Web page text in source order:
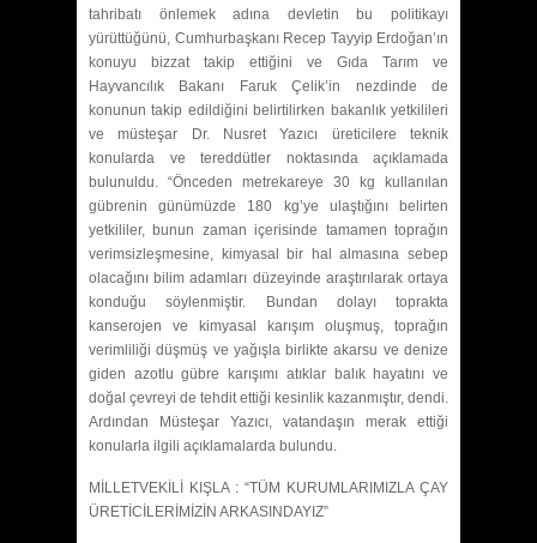
tahribatı önlemek adına devletin bu politikayı
yürüttüğünü, Cumhurbaşkanı Recep Tayyip Erdoğan’ın
konuyu bizzat takip ettiğini ve Gıda Tarım ve
Hayvancılık Bakanı Faruk Çelik’in nezdinde de
konunun takip edildiğini belirtilirken bakanlık yetkilileri
ve müsteşar Dr. Nusret Yazıcı üreticilere teknik
konularda ve tereddütler noktasında açıklamada
bulunuldu. “Önceden metrekareye 30 kg kullanılan
gübrenin günümüzde 180 kg’ye ulaştığını belirten
yetkililer, bunun zaman içerisinde tamamen toprağın
verimsizleşmesine, kimyasal bir hal almasına sebep
olacağını bilim adamları düzeyinde araştırılarak ortaya
konduğu söylenmiştir. Bundan dolayı toprakta
kanserojen ve kimyasal karışım oluşmuş, toprağın
verimliliği düşmüş ve yağışla birlikte akarsu ve denize
giden azotlu gübre karışımı atıklar balık hayatını ve
doğal çevreyi de tehdit ettiği kesinlik kazanmıştır, dendi.
Ardından Müsteşar Yazıcı, vatandaşın merak ettiği
konularla ilgili açıklamalarda bulundu.
MİLLETVEKİLİ KIŞLA : “TÜM KURUMLARIMIZLA ÇAY
ÜRETİCİLERİMİZİN ARKASINDAYIZ”